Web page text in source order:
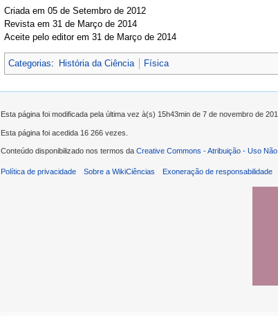
Criada em 05 de Setembro de 2012
Revista em 31 de Março de 2014
Aceite pelo editor em 31 de Março de 2014
Categorias: História da Ciência Física
Esta página foi modificada pela última vez à(s) 15h43min de 7 de novembro de
Esta página foi acedida 16 266 vezes.
Conteúdo disponibilizado nos termos da Creative Commons - Atribuição - Uso
Política de privacidade Sobre a WikiCiências Exoneração de responsabilidade